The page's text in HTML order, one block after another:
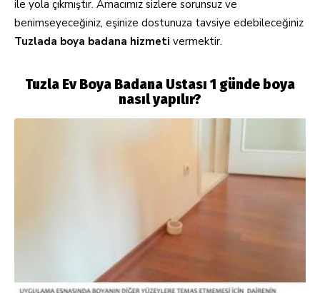
ile yola çıkmıştır. Amacımız sizlere sorunsuz ve
benimseyeceğiniz, eşinize dostunuza tavsiye edebileceğiniz
Tuzlada boya badana hizmeti vermektir.
Tuzla Ev Boya Badana Ustası 1 günde boya
nasıl yapılır?